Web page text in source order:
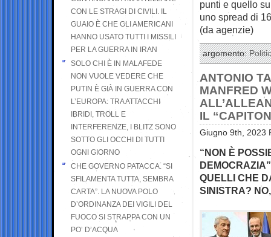
punti e quello
uno spread di
(da agenzie)
argomento:
ANTONIO
MANFRED
IL
Giugno 9th, 2023
“NON È
QUELLI CHE
SINISTRA?
CON LE STRAGI DI CIVILI. IL
GUAIO È CHE GLI AMERICANI
HANNO USATO TUTTI I MISSILI
PER LA GUERRA IN IRAN
SOLO CHI È IN MALAFEDE
NON VUOLE VEDERE CHE
PUTIN È GIÀ IN GUERRA CON
L’EUROPA: TRA ATTACCHI
IBRIDI, TROLL E
INTERFERENZE, I BLITZ SONO
SOTTO GLI OCCHI DI TUTTI
OGNI GIORNO
CHE GOVERNO PATACCA. “SI
SFILAMENTA TUTTA, SEMBRA
CARTA”. LA NUOVA POLO
D’ORDINANZA DEI VIGILI DEL
FUOCO SI STRAPPA CON UN
PO’ D’ACQUA